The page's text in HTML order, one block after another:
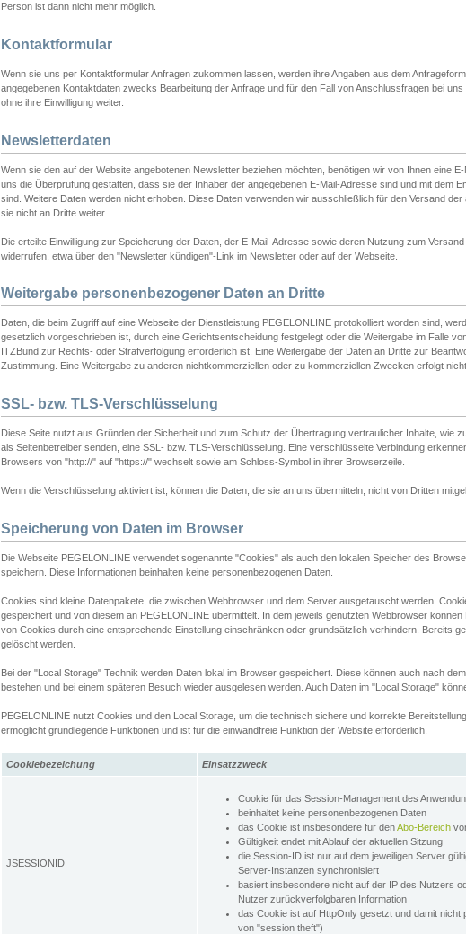
Person ist dann nicht mehr möglich.
Kontaktformular
Wenn sie uns per Kontaktformular Anfragen zukommen lassen, werden ihre Angaben aus dem
angegebenen Kontaktdaten zwecks Bearbeitung der Anfrage und für den Fall von Anschlussfragen bei
ohne ihre Einwilligung weiter.
Newsletterdaten
Wenn sie den auf der Website angebotenen Newsletter beziehen möchten, benötigen wir von Ihnen eine
uns die Überprüfung gestatten, dass sie der Inhaber der angegebenen E-Mail-Adresse sind und mit dem
sind. Weitere Daten werden nicht erhoben. Diese Daten verwenden wir ausschließlich für den Versand
sie nicht an Dritte weiter.
Die erteilte Einwilligung zur Speicherung der Daten, der E-Mail-Adresse sowie deren Nutzung zum
widerrufen, etwa über den "Newsletter kündigen"-Link im Newsletter oder auf der Webseite.
Weitergabe personenbezogener Daten an Dritte
Daten, die beim Zugriff auf eine Webseite der Dienstleistung PEGELONLINE protokolliert worden sind,
gesetzlich vorgeschrieben ist, durch eine Gerichtsentscheidung festgelegt oder die Weitergabe im Falle
ITZBund zur Rechts- oder Strafverfolgung erforderlich ist. Eine Weitergabe der Daten an Dritte zur
Zustimmung. Eine Weitergabe zu anderen nichtkommerziellen oder zu kommerziellen Zwecken erfolgt nicht.
SSL- bzw. TLS-Verschlüsselung
Diese Seite nutzt aus Gründen der Sicherheit und zum Schutz der Übertragung vertraulicher Inhalte, wie
als Seitenbetreiber senden, eine SSL- bzw. TLS-Verschlüsselung. Eine verschlüsselte Verbindung
Browsers von "http://" auf "https://" wechselt sowie am Schloss-Symbol in ihrer Browserzeile.
Wenn die Verschlüsselung aktiviert ist, können die Daten, die sie an uns übermitteln, nicht von Dritten
Speicherung von Daten im Browser
Die Webseite PEGELONLINE verwendet sogenannte "Cookies" als auch den lokalen Speicher des
speichern. Diese Informationen beinhalten keine personenbezogenen Daten.
Cookies sind kleine Datenpakete, die zwischen Webbrowser und dem Server ausgetauscht werden.
gespeichert und von diesem an PEGELONLINE übermittelt. In dem jeweils genutzten Webbrowser
von Cookies durch eine entsprechende Einstellung einschränken oder grundsätzlich verhindern. Bereits
gelöscht werden.
Bei der "Local Storage" Technik werden Daten lokal im Browser gespeichert. Diese können auch nach
bestehen und bei einem späteren Besuch wieder ausgelesen werden. Auch Daten im "Local Storage"
PEGELONLINE nutzt Cookies und den Local Storage, um die technisch sichere und korrekte
ermöglicht grundlegende Funktionen und ist für die einwandfreie Funktion der Website erforderlich.
Cookiebezeichung Einsatzzweck
JSESSIONID
Cookie für das Session-Management des
beinhaltet keine personenbezogenen Daten
das Cookie ist insbesondere für denAbo-Bereich
Gültigkeit endet mit Ablauf der aktuellen Sitzung
die Session-ID ist nur auf dem jeweiligen Server
Server-Instanzen synchronisiert
basiert insbesondere nicht auf der IP des Nutzers
Nutzer zurückverfolgbaren Information
das Cookie ist auf HttpOnly gesetzt und damit
von "session theft")